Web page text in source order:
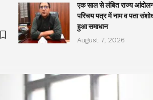
एक साल से लंबित राज्य
परिचय पत्र में नाम व पता
हुआ समाधान
August 7, 2026